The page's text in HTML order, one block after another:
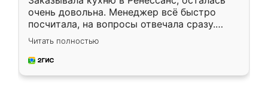
очень довольна. Менеджер всё быстро
посчитала, на вопросы отвечала сразу.
Замерщик приехал в субботу, подошёл к
делу со всей ответственностью. Собрали
за день, ребята работали аккуратно, даже
Читать полностью